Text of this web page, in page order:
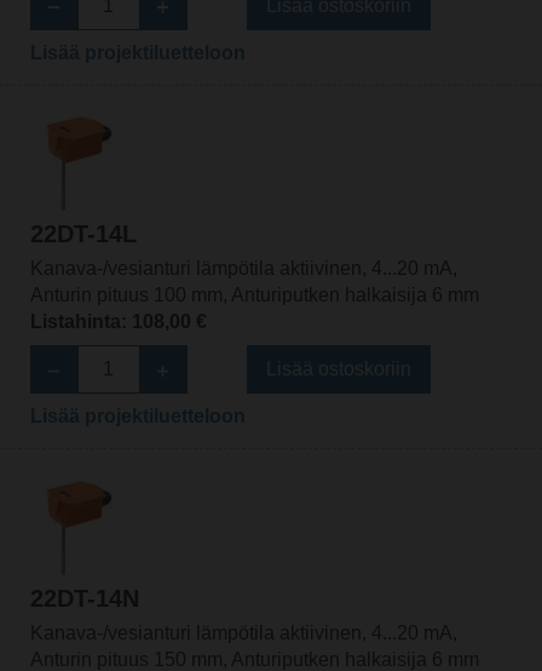
22DT-14L
Kanava-/vesianturi lämpötila aktiivinen, 4...20 mA,
Anturin pituus 100 mm, Anturiputken halkaisija 6 mm
Listahinta: 108,00 €
22DT-14N
Kanava-/vesianturi lämpötila aktiivinen, 4...20 mA,
Anturin pituus 150 mm, Anturiputken halkaisija 6 mm